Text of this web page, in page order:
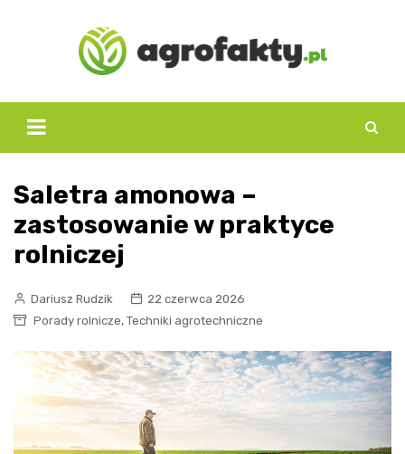
Saletra amonowa –
zastosowanie w praktyce
rolniczej
Dariusz Rudzik
22 czerwca 2026
Porady rolnicze, Techniki agrotechniczne